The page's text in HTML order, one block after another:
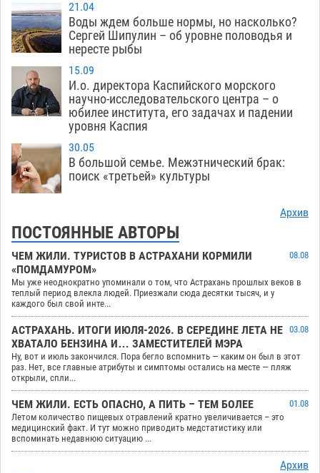
21.04
Воды ждем больше нормы, но насколько?
Сергей Шипулин – об уровне половодья и
нересте рыбы
15.09
И.о. директора Каспийского морского
научно-исследовательского центра – о
юбилее института, его задачах и падении
уровня Каспия
30.05
В большой семье. Межэтнический брак:
поиск «третьей» культуры
Архив
ПОСТОЯННЫЕ АВТОРЫ
ЧЕМ ЖИЛИ. ТУРИСТОВ В АСТРАХАНИ КОРМИЛИ
«ПОМДАМУРОМ»
08.08
Мы уже неоднократно упоминали о том, что Астрахань прошлых веков в
теплый период влекла людей. Приезжали сюда десятки тысяч, и у
каждого был свой инте...
АСТРАХАНЬ. ИТОГИ ИЮЛЯ-2026. В СЕРЕДИНЕ ЛЕТА НЕ
ХВАТАЛО БЕНЗИНА И… ЗАМЕСТИТЕЛЕЙ МЭРА
03.08
Ну, вот и июль закончился. Пора бегло вспомнить — каким он был в этот
раз. Нет, все главные атрибуты и симптомы остались на месте — пляж
открыли, спли...
ЧЕМ ЖИЛИ. ЕСТЬ ОПАСНО, А ПИТЬ – ТЕМ БОЛЕЕ
01.08
Летом количество пищевых отравлений кратно увеличивается – это
медицинский факт. И тут можно приводить медстатистику или
вспоминать недавнюю ситуацию ...
Архив